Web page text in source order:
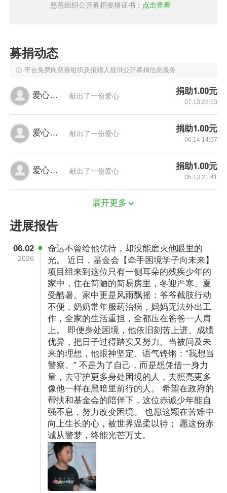
我们希望通开展素养课堂，为乡村困境中小学生
和个人能力，提升素质教育厚度，为困境学生引
兴。
我们将通过一系列的措施对学校开展帮扶:
1、驻点支教师资配置：以学校为驻点配置支教
师资。每个素养课堂配备3名素养课堂支教老
师，每月组织开展4次文化素养课堂，课程围绕
美育、传统文化、心理强化和社交能力提升四个
方面开展读书交流、绘画教学、书法指导、音乐
熏陶等主题活动，帮助孩子们培养兴趣和特长，
提升审美和沟通能力。
2、课堂运营模式标准化建设：受助学生由当地
教育和体育局、项目落地学校和公益基金会根据
学生个人情况以及家庭经济困难情况，结合在校
表现情况择优筛选，确保受助对象真实性和合理
慈善组织公开募捐资格证书： 点击查看
募捐动态
平台免费向慈善组织及捐赠人提供公开募捐信息服务
爱心网友 献出了一份爱心
捐助1.00元
07.13 22:53
爱心网友 献出了一份爱心
捐助1.00元
06.14 14:57
爱心网友 献出了一份爱心
捐助1.00元
05.13 21:41
展开更多
进展报告
06.02
2026
命运不曾给他优待，却没能磨灭他眼里的
光。 近日，基金会【牵手困境学子向未来】
项目组来到这位只有一侧耳朵的残疾少年的
家中，住在简陋的简易房里，冬迎严寒、夏
受酷暑。家中更是风雨飘摇：爷爷截肢行动
不便，奶奶常年服药治病，妈妈无法外出工
作，全家的生活重担，全都压在爸爸一人肩
上。 即便身处困境，他依旧刻苦上进、成绩
优异，把日子过得踏实又努力。当被问及未
来的理想，他眼神坚定、语气铿锵：“我想当
警察。” 不是为了自己，而是想凭借一身力
量，去守护更多身处困境的人，去照亮更多
像他一样在黑暗里前行的人。 希望在政府的
帮扶和基金会的陪伴下，这位赤诚少年能自
强不息，努力改变困境。 也愿这颗在苦难中
向上生长的心，被世界温柔以待； 愿这份赤
诚从警梦，终能光芒万丈。